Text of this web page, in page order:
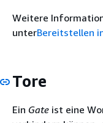
Weitere
unterBereitstellen
Tore
Ein Gate ist eine